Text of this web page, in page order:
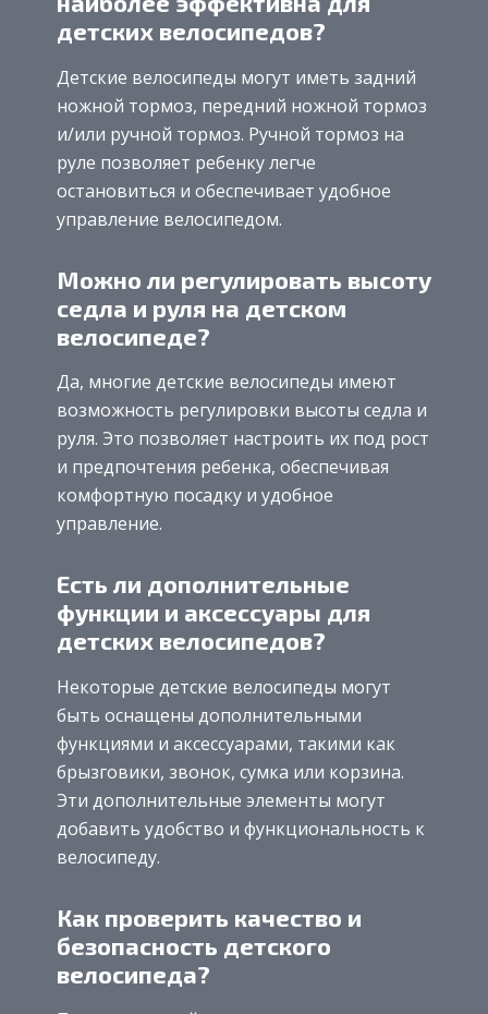
детских велосипедов?
Детские велосипеды могут иметь задний
ножной тормоз, передний ножной тормоз
и/или ручной тормоз. Ручной тормоз на
руле позволяет ребенку легче
остановиться и обеспечивает удобное
управление велосипедом.
Можно ли регулировать высоту
седла и руля на детском
велосипеде?
Да, многие детские велосипеды имеют
возможность регулировки высоты седла и
руля. Это позволяет настроить их под рост
и предпочтения ребенка, обеспечивая
комфортную посадку и удобное
управление.
Есть ли дополнительные
функции и аксессуары для
детских велосипедов?
Некоторые детские велосипеды могут
быть оснащены дополнительными
функциями и аксессуарами, такими как
брызговики, звонок, сумка или корзина.
Эти дополнительные элементы могут
добавить удобство и функциональность к
велосипеду.
Как проверить качество и
безопасность детского
велосипеда?